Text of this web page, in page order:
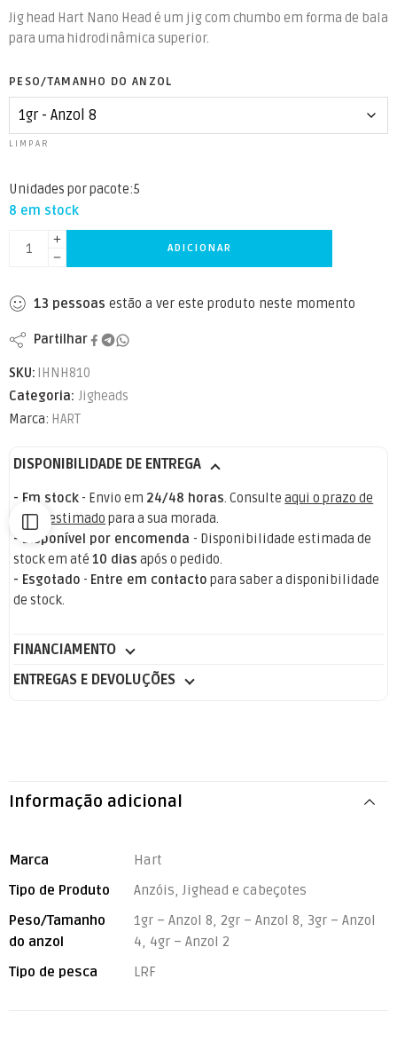
Jig head Hart Nano Head é um jig com chumbo em forma de bala
para uma hidrodinâmica superior.
PESO/TAMANHO DO ANZOL
LIMPAR
Unidades por pacote:5
8 em stock
ADICIONAR
13 pessoas estão a ver este produto neste momento
Partilhar
SKU:
IHNH810
Categoria: Jigheads
Marca: HART
DISPONIBILIDADE DE ENTREGA
- Em stock - Envio em 24/48 horas. Consulteaqui o prazo de
envio estimado para a sua morada.
- Disponível por encomenda - Disponibilidade estimada de
stock em até10 dias após o pedido.
- Esgotado - Entre em contacto para saber a disponibilidade
de stock.
FINANCIAMENTO
ENTREGAS E DEVOLUÇÕES
Informação adicional
Marca
Hart
Tipo de Produto
Anzóis, Jighead e cabeçotes
Peso/Tamanho
do anzol
1gr – Anzol 8, 2gr – Anzol 8, 3gr – Anzol
4, 4gr – Anzol 2
Tipo de pesca
LRF